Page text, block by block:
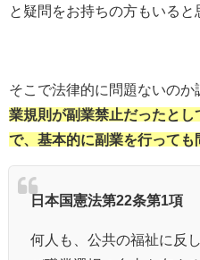
と疑問をお持ちの方もいると
そこで法律的に問題ないのか
業規則が副業禁止だったと
で、基本的に副業を行っても
日本国憲法第22条第1項
何人も、公共の福祉に反